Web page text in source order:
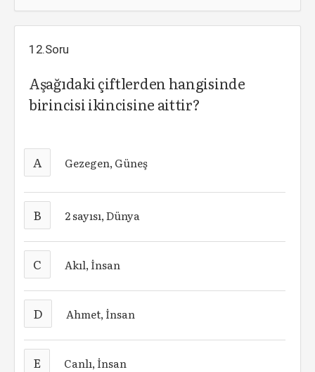
12.Soru
Aşağıdaki çiftlerden hangisinde
birincisi ikincisine aittir?
A Gezegen, Güneş
B 2 sayısı, Dünya
C Akıl, İnsan
D Ahmet, İnsan
E Canlı, İnsan